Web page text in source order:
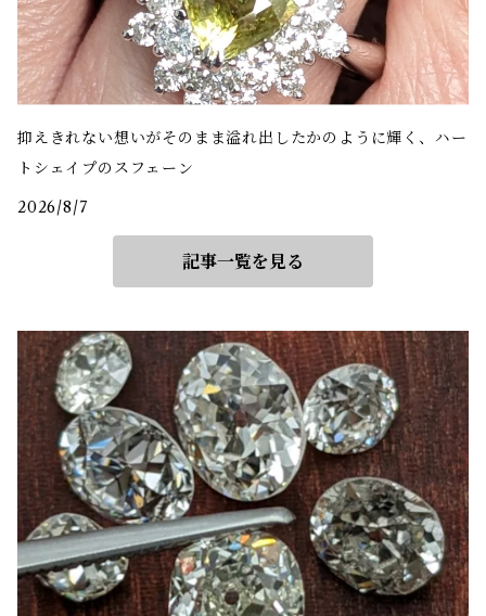
抑えきれない想いがそのまま溢れ出したかのように輝く、ハー
トシェイプのスフェーン
2026/8/7
記事一覧を見る